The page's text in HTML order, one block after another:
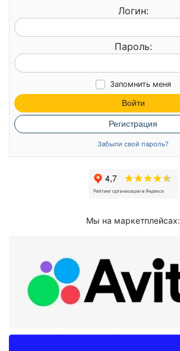
Логин:
Пароль:
Запомнить меня
Войти
Регистрация
Забыли свой пароль?
Мы на маркетплейсах: